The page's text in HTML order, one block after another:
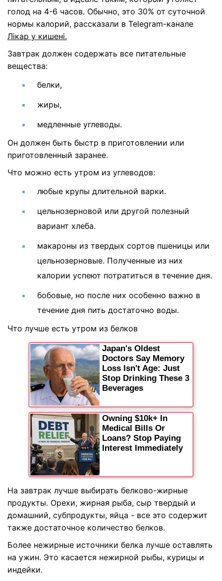
голод на 4-6 часов. Обычно, это 30% от суточной
нормы калорий, рассказали в Telegram-канале
Лікар у кишені.
Завтрак должен содержать все питательные
вещества:
белки,
жиры,
медленные углеводы.
Он должен быть быстр в приготовлении или
приготовленный заранее.
Что можно есть утром из углеводов:
любые крупы длительной варки.
цельнозерновой или другой полезный
вариант хлеба.
макароны из твердых сортов пшеницы или
цельнозерновые. Полученные из них
калории успеют потратиться в течение дня.
бобовые, но после них особенно важно в
течение дня пить достаточно воды.
Что лучше есть утром из белков
На завтрак лучше выбирать белково-жирные
продукты. Орехи, жирная рыба, сыр твердый и
домашний, субпродукты, яйца - все это содержит
также достаточное количество белков.
Более нежирные источники белка лучше оставлять
на ужин. Это касается нежирной рыбы, курицы и
индейки.